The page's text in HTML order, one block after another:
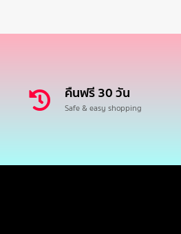
คืนฟรี 30 วัน
Safe & easy shopping